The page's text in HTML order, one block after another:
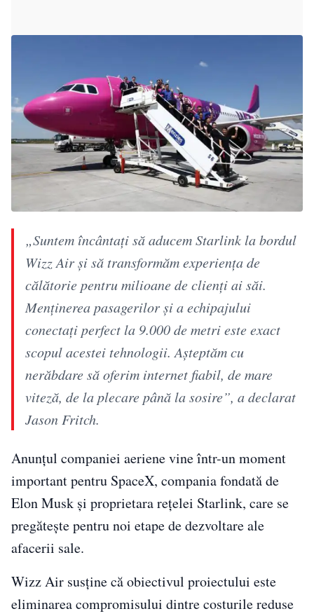
„Suntem încântați să aducem Starlink la bordul
Wizz Air și să transformăm experiența de
călătorie pentru milioane de clienți ai săi.
Menținerea pasagerilor și a echipajului
conectați perfect la 9.000 de metri este exact
scopul acestei tehnologii. Așteptăm cu
nerăbdare să oferim internet fiabil, de mare
viteză, de la plecare până la sosire”, a declarat
Jason Fritch.
Anunțul companiei aeriene vine într-un moment
important pentru SpaceX, compania fondată de
Elon Musk și proprietara rețelei Starlink, care se
pregătește pentru noi etape de dezvoltare ale
afacerii sale.
Wizz Air susține că obiectivul proiectului este
eliminarea compromisului dintre costurile reduse